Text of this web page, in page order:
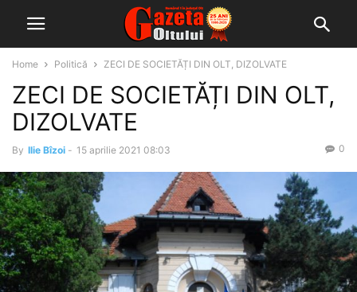
Home Politică ZECI DE SOCIETĂȚI DIN OLT, DIZOLVATE
ZECI DE SOCIETĂȚI DIN OLT,
DIZOLVATE
By Ilie Bîzoi - 15 aprilie 2021 08:03 0